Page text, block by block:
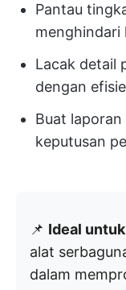
Pantau
menghindari
Lacak detail
dengan
Buat
keputusan
📌 Ideal
alat
dalam